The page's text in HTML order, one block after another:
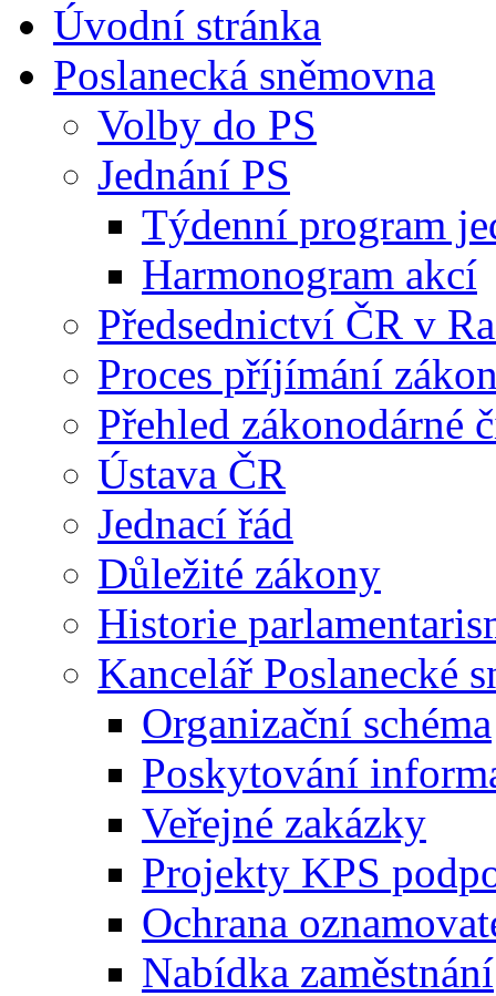
Úvodní stránka
Poslanecká sněmovna
Volby do PS
Jednání PS
Týdenní program
Harmonogram akcí
Předsednictví ČR v
Proces příjímání
Přehled zákonodárné
Ústava ČR
Jednací řád
Důležité zákony
Historie
Kancelář Poslanecké
Organizační schéma
Poskytování
Veřejné zakázky
Projekty KPS
Ochrana
Nabídka zaměstnání